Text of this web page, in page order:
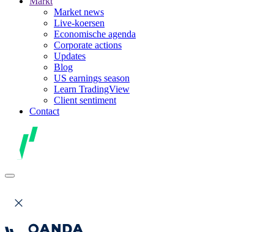
Market news
Live-koersen
Economische agenda
Corporate actions
Updates
Blog
US earnings season
Learn TradingView
Client sentiment
Contact